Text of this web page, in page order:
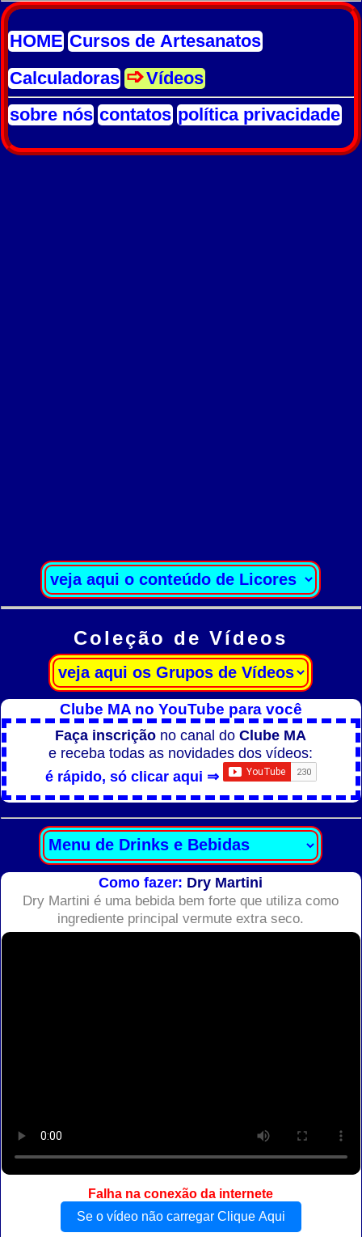
HOME Cursos de Artesanatos
Calculadoras
Vídeos
sobre nós contatos política privacidade
Coleção de Vídeos
Clube MA no YouTube para você
Faça inscrição no canal doClube MA
e receba todas as novidades dos vídeos:
é rápido, só clicar aqui ⇒
Como fazer: Dry Martini
Dry Martini é uma bebida bem forte que utiliza como
ingrediente principal vermute extra seco.
Falha na conexão da internete
Se o vídeo não carregar Clique Aqui